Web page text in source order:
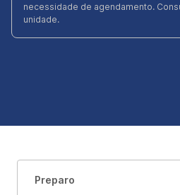
necessidade de agendamento.
unidade.
Preparo